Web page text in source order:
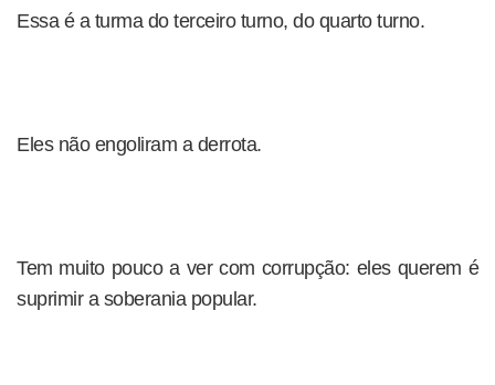
Essa é a turma do terceiro turno, do quarto turno.
Eles não engoliram a derrota.
Tem muito pouco a ver com corrupção: eles querem é
suprimir a soberania popular.